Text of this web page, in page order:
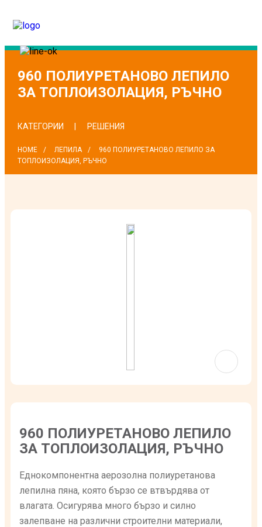
960 ПОЛИУРЕТАНОВО ЛЕПИЛО
ЗА ТОПЛОИЗОЛАЦИЯ, РЪЧНО
КАТЕГОРИИ РЕШЕНИЯ
HOME ЛЕПИЛА
960 ПОЛИУРЕТАНОВО ЛЕПИЛО ЗА
ТОПЛОИЗОЛАЦИЯ, РЪЧНО
960 ПОЛИУРЕТАНОВО ЛЕПИЛО
ЗА ТОПЛОИЗОЛАЦИЯ, РЪЧНО
Еднокомпонентна аерозолна полиуретанова
лепилна пяна, която бързо се втвърдява от
влагата. Осигурява много бързо и силно
залепване на различни строителни материали,